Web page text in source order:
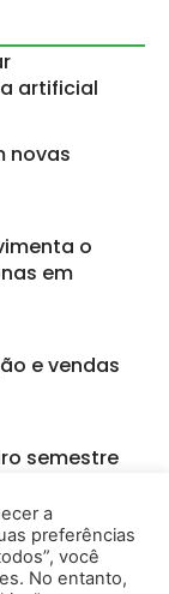
artificial
novas
o
em
e vendas
semestre
a
preferências
você
No entanto,